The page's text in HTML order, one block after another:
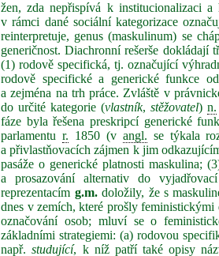
žen, zda nepřispívá k institucionalizaci a
v rámci dané sociální kategorizace
reinterpretuje, genus (maskulinum) se
generičnost. Diachronní rešerše dokládají
(1) rodově specifická, tj. označující
rodově specifické a generické funkce
a zejména na trh práce. Zvláště v
do určité kategorie (vlastník,stěžovatel)n.
fáze byla řešena preskripcí generické
parlamentur. 1850 (v angl. se týkala
a přivlastňovacích zájmen k jim
pasáže o generické platnosti maskulina;
a prosazování alternativ do
reprezentacím g.m.doložily, že s
dnes v zemích, které prošly
označování osob; mluví se o
základními strategiemi: (a) rodovou
např.studující, k níž patří také opisy